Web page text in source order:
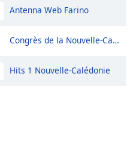
Antenna Web Farino
Congrès de la Nouvelle-Calédonie
Hits 1 Nouvelle-Calédonie